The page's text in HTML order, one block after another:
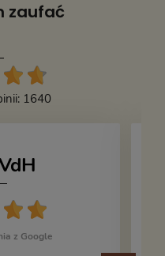
zaufać
1640
z Google